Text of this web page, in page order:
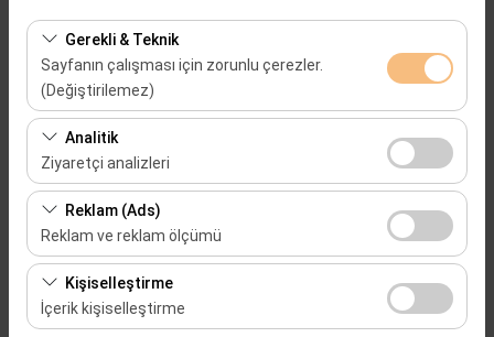
Gerekli & Teknik
Sayfanın çalışması için zorunlu çerezler.
(Değiştirilemez)
Bu çerezler sitenin doğru şekilde çalışması, güvenlik,
oturum yönetimi ve temel işlevler için gereklidir. Devre
dışı bırakılamaz.
Analitik
Ziyaretçi analizleri
Bu çerezler, sitemizin nasıl kullanıldığını (ziyaretçi sayısı,
en çok ziyaret edilen sayfalar, kullanıcı davranışları)
analiz etmemizi sağlar. Bu veriler, web sitesi
performansını ölçmek ve kullanıcı deneyimini sürekli
iyileştirmek için kullanılır.
Reklam (Ads)
Reklam ve reklam ölçümü
Bu çerezler, size ilgi alanlarınıza uygun kişiselleştirilmiş
reklamlar göstermemize ve reklam kampanyalarımızın
etkinliğini (gösterim sayısı, tıklama oranı) ölçmemize
Kişiselleştirme
İçerik kişiselleştirme
Malatya Şehir merkezi
Aracı farklı bir lokasyona bırakacağım
Alış Tarih & Saat
09:00
Bırakış Tarih & Saat